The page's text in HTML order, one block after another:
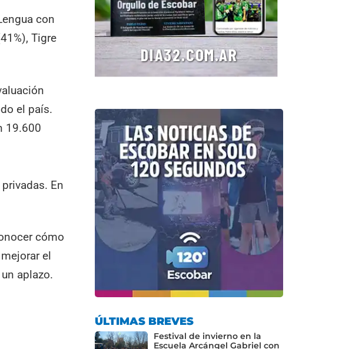
con
Tigre
el país.
19.600
En
cómo
el
aplazo.
ÚLTIMAS BREVES
Festival de invierno en la
Escuela Arcángel Gabriel con